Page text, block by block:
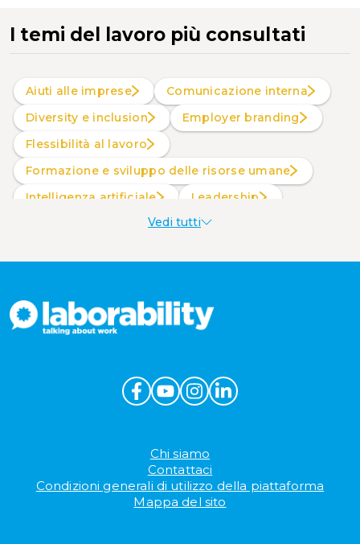
I temi del lavoro più consultati
Aiuti alle imprese
Comunicazione interna
Diversity e inclusion
Employer branding
Flessibilità al lavoro
Formazione e sviluppo delle risorse umane
intelligenza artificiale
Leadership
Produttività al lavoroVedi tutti
Chi siamo
Contattaci
Condizioni generali di utilizzo della piattaforma
Mappa del sito